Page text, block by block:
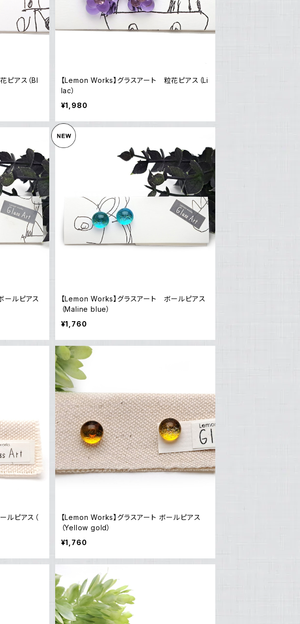
ピアス（Bl
【Lemon Works】グラスアート 粒花ピアス（Li
lac）
¥1,980
ールピアス
【Lemon Works】グラスアート ボールピアス
（Maline blue）
¥1,760
【Lemon Works】グラスアート ボールピアス
（Yellow gold）
¥1,760